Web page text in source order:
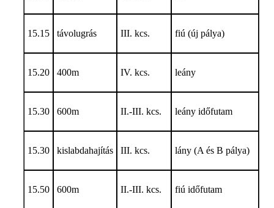
15.15 távolugrás III. kcs. fiú (új pálya)
15.20 400m IV. kcs. leány
15.30 600m II.-III. kcs. leány időfutam
15.30 kislabdahajítás III. kcs. lány (A és B pálya)
15.50 600m II.-III. kcs. fiú időfutam